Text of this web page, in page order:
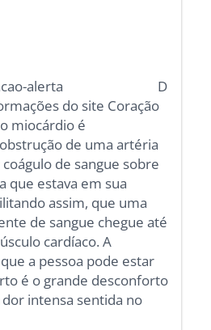
D
do site Coração
miocárdio é
de uma artéria
de sangue sobre
que estava em sua
assim, que uma
de sangue chegue até
cardíaco. A
a pessoa pode estar
é o grande desconforto
intensa sentida no